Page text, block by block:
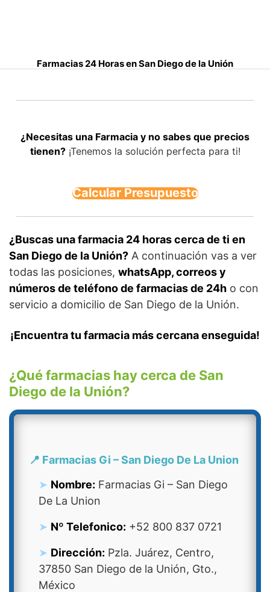
Farmacias 24 Horas en San Diego de la Unión
¿Necesitas una Farmacia y no sabes que precios
tienen?¡Tenemos la solución perfecta para ti!
Calcular Presupuesto
¿Buscas una farmacia 24 horas cerca de ti en
San Diego de la Unión? A continuación vas a ver
todas las posiciones, whatsApp, correos y
números de teléfono de farmacias de 24h o con
servicio a domicilio de San Diego de la Unión.
¡Encuentra tu farmacia más cercana enseguida!
¿Qué farmacias hay cerca de San
Diego de la Unión?
📍 Farmacias Gi – San Diego De La Union
Nombre: Farmacias Gi – San Diego
De La Union
Nº Telefonico: +52 800 837 0721
Dirección: Pzla. Juárez, Centro,
37850 San Diego de la Unión, Gto.,
México